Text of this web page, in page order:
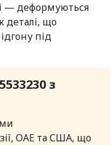
— деформуються
деталі, що
під
з
ОАЕ та США, що